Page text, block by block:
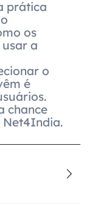
prática
os
a
o
é
chance
Net4India.